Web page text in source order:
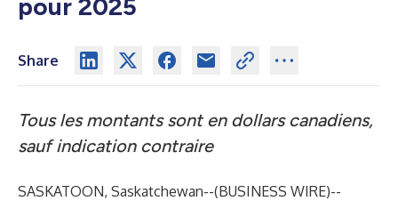
pour 2025
Share
Tous les montants sont en dollars canadiens,
sauf indication contraire
SASKATOON, Saskatchewan--(BUSINESS WIRE)--